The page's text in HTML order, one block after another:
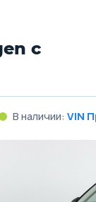
с
В наличии: VIN